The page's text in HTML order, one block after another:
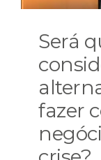
Será
fazer